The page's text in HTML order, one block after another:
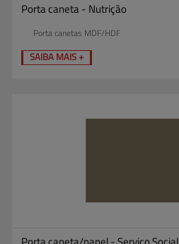
Porta caneta - Nutrição
Porta canetas MDF/HDF
SAIBA MAIS +